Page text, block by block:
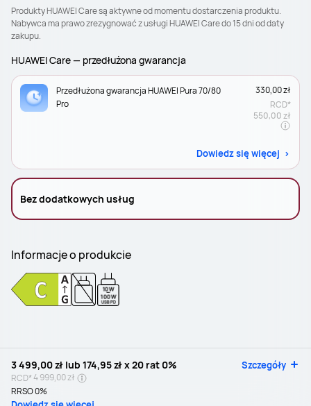
Produkty HUAWEI Care są aktywne od momentu dostarczenia produktu.
Nabywca ma prawo zrezygnować z usługi HUAWEI Care do 15 dni od daty
zakupu.
HUAWEI Care — przedłużona gwarancja
Przedłużona gwarancja HUAWEI Pura 70/80
Pro
330,00 zł
RCD*
550,00 zł
Dowiedz się więcej
Bez dodatkowych usług
Informacje o produkcie
10W
-
100W
USB PD
3 499,00 zł lub 174,95 złx 20 rat 0% Szczegóły
RCD*4 999,00 zł
RRSO 0%